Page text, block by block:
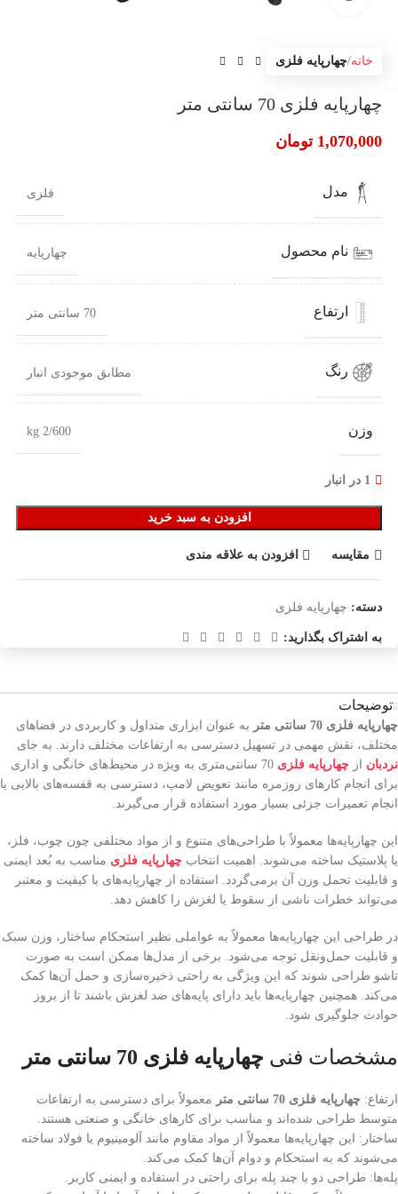
خانه چهارپایه فلزی
چهارپایه فلزی 70 سانتی متر
1,070,000 تومان
مدل فلزی
نام محصول چهارپایه
ارتفاع 70 سانتی متر
رنگ مطابق موجودی انبار
وزن 2/600 kg
1 در انبار
افزودن به سبد خرید
مقایسه افزودن به علاقه مندی
دسته: چهارپایه فلزی
به اشتراک بگذارید:
توضیحات
چهارپایه فلزی 70 سانتی متر
به عنوان ابزاری متداول و کاربردی در فضاهای
مختلف، نقش مهمی در تسهیل دسترسی به ارتفاعات مختلف دارند. به جای
نردبان از چهارپایه فلزی
70 سانتی‌متری به ویژه در محیط‌های خانگی و اداری
برای انجام کارهای روزمره مانند تعویض لامپ، دسترسی به قفسه‌های بالایی یا
انجام تعمیرات جزئی بسیار مورد استفاده قرار می‌گیرند.
این چهارپایه‌ها معمولاً با طراحی‌های متنوع و از مواد مختلفی چون چوب، فلز،
یا پلاستیک ساخته می‌شوند. اهمیت انتخاب چهارپایه فلزی مناسب به بُعد ایمنی
و قابلیت تحمل وزن آن برمی‌گردد. استفاده از چهارپایه‌های با کیفیت و معتبر
می‌تواند خطرات ناشی از سقوط یا لغزش را کاهش دهد.
در طراحی این چهارپایه‌ها معمولاً به عواملی نظیر استحکام ساختار، وزن سبک
و قابلیت حمل‌ونقل توجه می‌شود. برخی از مدل‌ها ممکن است به صورت
تاشو طراحی شوند که این ویژگی به راحتی ذخیره‌سازی و حمل آن‌ها کمک
می‌کند. همچنین چهارپایه‌ها باید دارای پایه‌های ضد لغزش باشند تا از بروز
حوادث جلوگیری شود.
مشخصات فنی چهارپایه فلزی 70 سانتی متر
ارتفاع: چهارپایه فلزی 70 سانتی متر
معمولاً برای دسترسی به ارتفاعات
متوسط طراحی شده‌اند و مناسب برای کارهای خانگی و صنعتی هستند.
ساختار: این چهارپایه‌ها معمولاً از مواد مقاوم مانند آلومینیوم یا فولاد ساخته
می‌شوند که به استحکام و دوام آن‌ها کمک می‌کند.
پله‌ها: طراحی دو یا چند پله برای راحتی در استفاده و ایمنی کاربر.